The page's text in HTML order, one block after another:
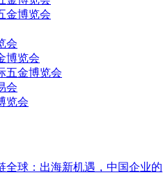
金博览会
会
博览会
五金博览会
会
览会
球：出海新机遇，中国企业的